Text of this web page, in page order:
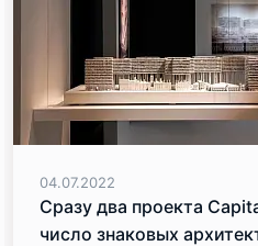
04.07.2022
Сразу два проекта
число знаковых